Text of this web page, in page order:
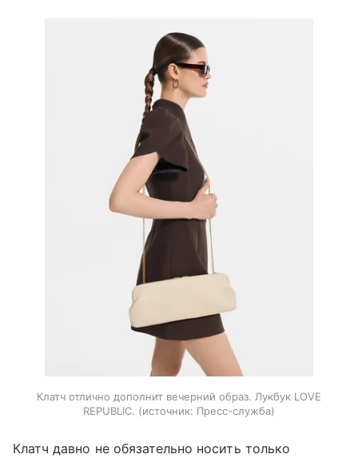
Клатч отлично дополнит вечерний образ. Лукбук LOVE
REPUBLIC.
источник: Пресс-служба
Клатч давно не обязательно носить только